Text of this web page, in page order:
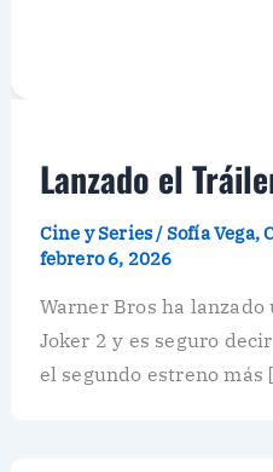
Lanzado el
Cine y Series /Sofía Vega,
febrero 6, 2026
Warner Bros ha
Joker 2 y es seguro
el segundo estreno más